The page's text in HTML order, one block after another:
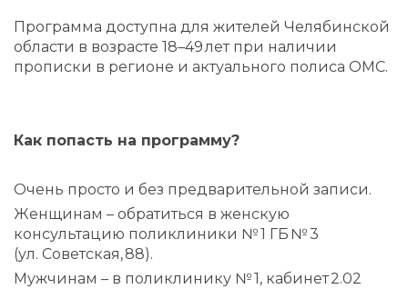
Программа доступна для жителей Челябинской
области в возрасте 18–49 лет при наличии
прописки в регионе и актуального полиса ОМС.
Как попасть на программу?
Очень просто и без предварительной записи.
Женщинам – обратиться в женскую
консультацию поликлиники № 1 ГБ № 3
(ул. Советская, 88).
Мужчинам – в поликлинику № 1, кабинет 2.02